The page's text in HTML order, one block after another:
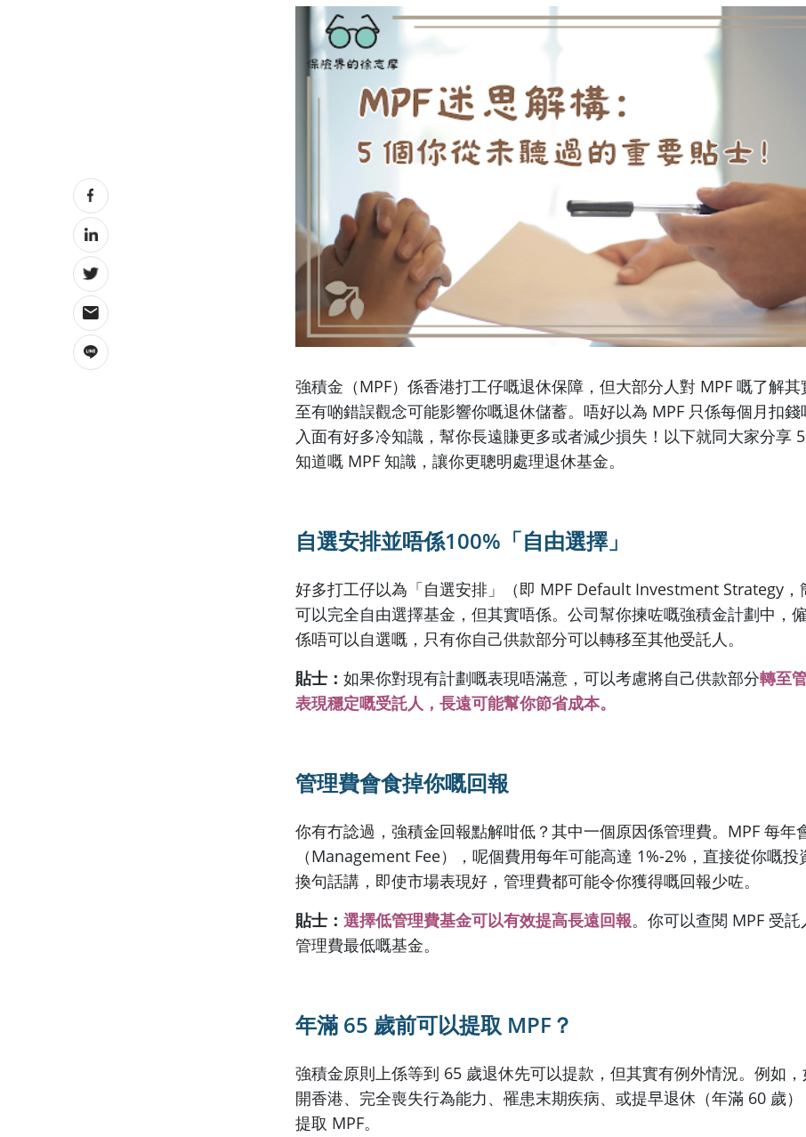
強積金（MPF）係香港打工仔嘅退休保障，但大部分人對 MPF 嘅了解
至有啲錯誤觀念可能影響你嘅退休儲蓄。唔好以為 MPF 只係每個月扣
入面有好多冷知識，幫你長遠賺更多或者減少損失！以下就同大家分享
知道嘅 MPF 知識，讓你更聰明處理退休基金。
自選安排並唔係100% 「自由選擇」
好多打工仔以為「自選安排」（即 MPF Default Investment Strategy，
可以完全自由選擇基金，但其實唔係。公司幫你揀咗嘅強積金計劃中，
係唔可以自選嘅，只有你自己供款部分可以轉移至其他受託人。
貼士： 如果你對現有計劃嘅表現唔滿意，可以考慮將自己供款部分轉至
表現穩定嘅受託人，長遠可能幫你節省成本。
管理費會食掉你嘅回報
你有冇諗過，強積金回報點解咁低？其中一個原因係管理費。MPF 每年
（Management Fee），呢個費用每年可能高達 1%-2%，直接從你嘅投
換句話講，即使市場表現好，管理費都可能令你獲得嘅回報少咗。
貼士： 選擇低管理費基金可以有效提高長遠回報。你可以查閱 MPF 受
管理費最低嘅基金。
年滿 65 歲前可以提取 MPF ？
強積金原則上係等到 65 歲退休先可以提款，但其實有例外情況。例如
開香港、完全喪失行為能力、罹患末期疾病、或提早退休（年滿 60 歲
提取 MPF。